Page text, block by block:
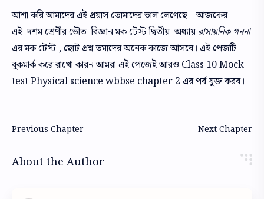
আশা করি আমাদের এই প্রয়াস তোমাদের ভাল লেগেছে । আজকের
এই দশম শ্রেণীর ভৌত বিজ্ঞান মক টেস্ট দ্বিতীয় অধ্যায়রাসায়নিক গননা
এর মক টেস্ট , ছোট প্রশ্ন তমাদের অনেক কাজে আসবে। এই পেজটি
বুকমার্ক করে রাখো কারন আমরা এই পেজেই আরও Class 10 Mock
test Physical science wbbse chapter 2 এর পর্ব যুক্ত করব।
About the Author